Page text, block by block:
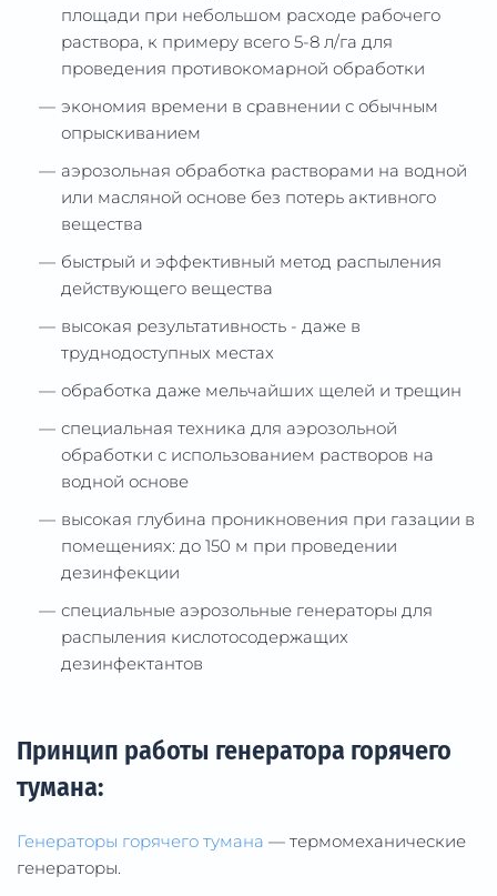
площади при небольшом расходе рабочего
раствора, к примеру всего 5-8 л/га для
проведения противокомарной обработки
экономия времени в сравнении с обычным
опрыскиванием
аэрозольная обработка растворами на водной
или масляной основе без потерь активного
вещества
быстрый и эффективный метод распыления
действующего вещества
высокая результативность - даже в
труднодоступных местах
обработка даже мельчайших щелей и трещин
специальная техника для аэрозольной
обработки с использованием растворов на
водной основе
высокая глубина проникновения при газации в
помещениях: до 150 м при проведении
дезинфекции
специальные аэрозольные генераторы для
распыления кислотосодержащих
дезинфектантов
Принцип работы генератора горячего
тумана:
Генераторы горячего тумана — термомеханические
генераторы.